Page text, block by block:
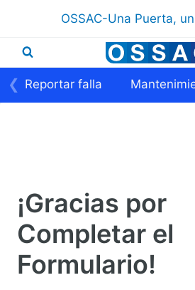
contenido
OSSAC-Una Puerta,
Reportar falla
❮
¡Gracias por
Completar el
Formulario!